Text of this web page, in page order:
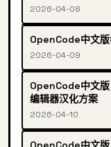
2026-04-08
OpenCode中文
2026-04-09
OpenCode中文
编辑器汉化方案
2026-04-10